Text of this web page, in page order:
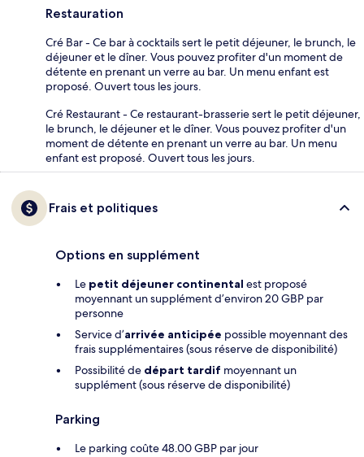
Restauration
Cré Bar - Ce bar à cocktails sert le petit déjeuner, le brunch, le
déjeuner et le dîner. Vous pouvez profiter d'un moment de
détente en prenant un verre au bar. Un menu enfant est
proposé. Ouvert tous les jours.
Cré Restaurant - Ce restaurant-brasserie sert le petit déjeuner,
le brunch, le déjeuner et le dîner. Vous pouvez profiter d'un
moment de détente en prenant un verre au bar. Un menu
enfant est proposé. Ouvert tous les jours.
Frais et politiques
Options en supplément
Le petit déjeuner continental est proposé
moyennant un supplément d’environ 20 GBP par
personne
Service d’arrivée anticipée possible moyennant des
frais supplémentaires (sous réserve de disponibilité)
Possibilité de départ tardif moyennant un
supplément (sous réserve de disponibilité)
Parking
Le parking coûte 48.00 GBP par jour